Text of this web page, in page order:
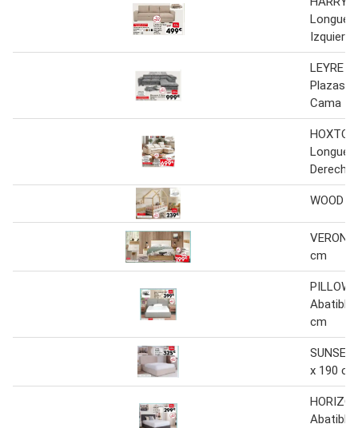
Longue
LEYRE
Plazas
Cama
Longue
Derecha
WOOD
cm
PILLOW
Abatible
cm
x 190 cm
Abatible